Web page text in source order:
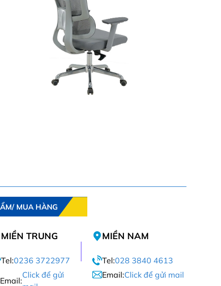
MUA HÀNG
MIỀN TRUNG
Tel:0236 3722977
Email:
Click để gửi
MIỀN NAM
Tel:028 3840 4613
Email:Click để gửi mail